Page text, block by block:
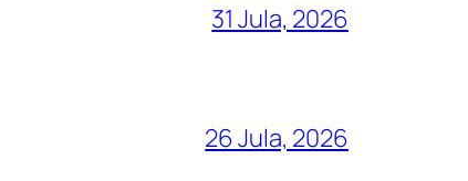
31 Jula, 2026
26 Jula, 2026